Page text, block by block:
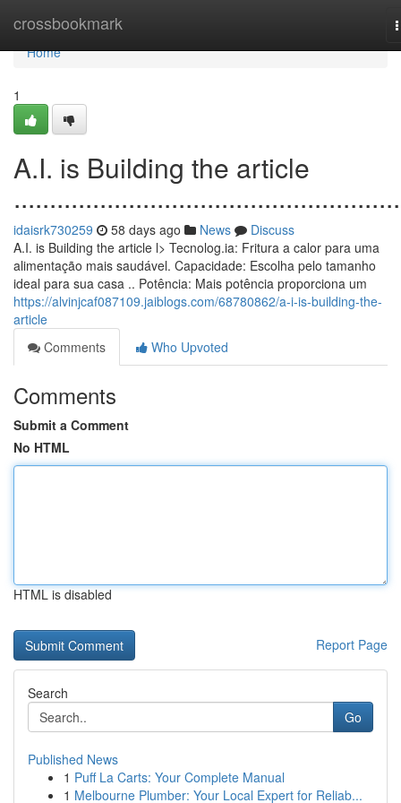
crossbookmark
Home
Home
1
A.I. is Building the article
idaisrk730259 58 days ago News
Discuss
A.I. is Building the article l> Tecnolog.ia: Fritura a calor para uma
alimentação mais saudável. Capacidade: Escolha pelo tamanho
ideal para sua casa .. Potência: Mais potência proporciona um
https://alvinjcaf087109.jaiblogs.com/68780862/a-i-is-building-the-
article
Comments
Who Upvoted
Comments
Submit a Comment
No HTML
HTML is disabled
Report Page
Search
Go
Published News
1 Puff La Carts: Your Complete Manual
1 Melbourne Plumber: Your Local Expert for Reliab...